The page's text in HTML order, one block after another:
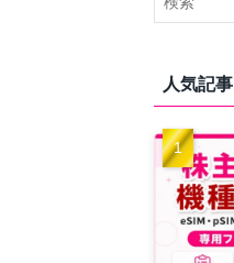
人気記事